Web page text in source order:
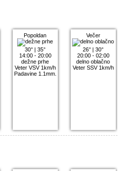
Popoldan
30° |35°
14:00 - 20:00
dežne prhe
Veter VSV 1km/h
Padavine 1.1mm.
Večer
26° |30°
20:00 - 02:00
delno oblačno
Veter SSV 1km/h